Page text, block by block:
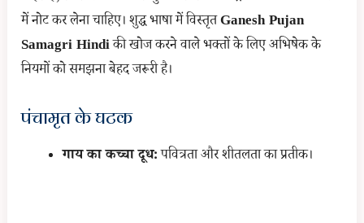
में नोट कर लेना चाहिए। शुद्ध भाषा में विस्तृतGanesh Pujan
Samagri Hindiकी खोज करने वाले भक्तों के लिए अभिषेक के
नियमों को समझना बेहद जरूरी है।
पंचामृत के घटक
गाय का कच्चा दूध:पवित्रता और शीतलता का प्रतीक।